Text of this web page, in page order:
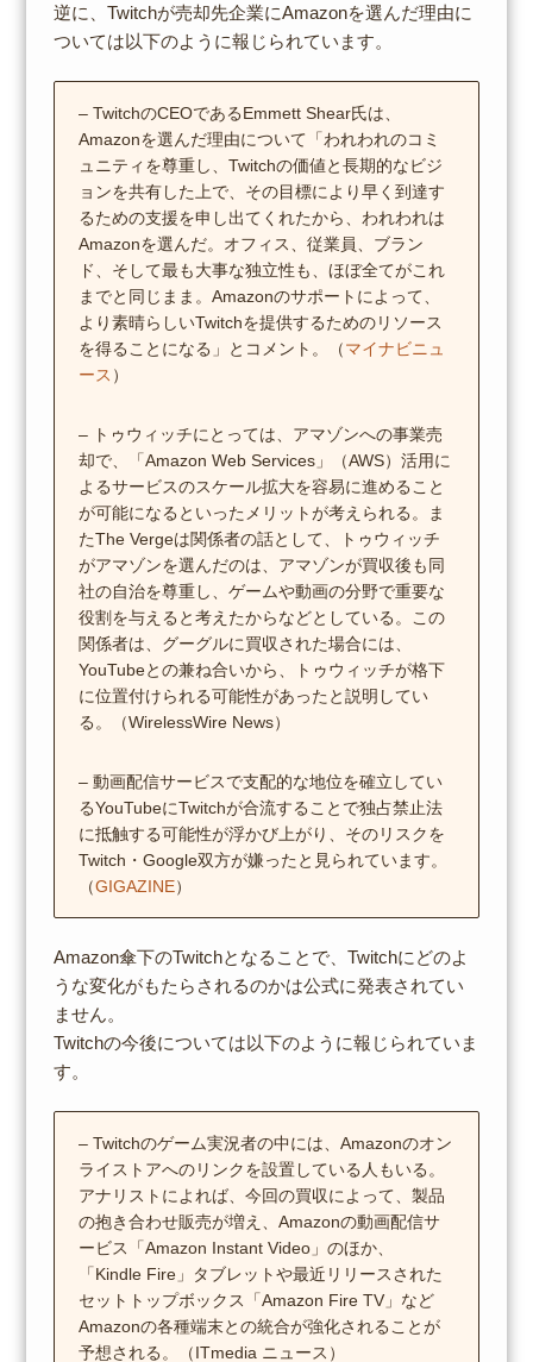
逆に、Twitchが売却先企業にAmazonを選んだ理由に
ついては以下のように報じられています。
– TwitchのCEOであるEmmett Shear氏は、
Amazonを選んだ理由について「われわれのコミ
ュニティを尊重し、Twitchの価値と長期的なビジ
ョンを共有した上で、その目標により早く到達す
るための支援を申し出てくれたから、われわれは
Amazonを選んだ。オフィス、従業員、ブラン
ド、そして最も大事な独立性も、ほぼ全てがこれ
までと同じまま。Amazonのサポートによって、
より素晴らしいTwitchを提供するためのリソース
を得ることになる」とコメント。（マイナビニュ
ース ）
– トゥウィッチにとっては、アマゾンへの事業売
却で、「Amazon Web Services」（AWS）活用に
よるサービスのスケール拡大を容易に進めること
が可能になるといったメリットが考えられる。ま
たThe Vergeは関係者の話として、トゥウィッチ
がアマゾンを選んだのは、アマゾンが買収後も同
社の自治を尊重し、ゲームや動画の分野で重要な
役割を与えると考えたからなどとしている。この
関係者は、グーグルに買収された場合には、
YouTubeとの兼ね合いから、トゥウィッチが格下
に位置付けられる可能性があったと説明してい
る。（WirelessWire News）
– 動画配信サービスで支配的な地位を確立してい
るYouTubeにTwitchが合流することで独占禁止法
に抵触する可能性が浮かび上がり、そのリスクを
Twitch・Google双方が嫌ったと見られています。
（GIGAZINE）
Amazon傘下のTwitchとなることで、Twitchにどのよ
うな変化がもたらされるのかは公式に発表されてい
ません。
Twitchの今後については以下のように報じられていま
す。
– Twitchのゲーム実況者の中には、Amazonのオン
ライストアへのリンクを設置している人もいる。
アナリストによれば、今回の買収によって、製品
の抱き合わせ販売が増え、Amazonの動画配信サ
ービス「Amazon Instant Video」のほか、
「Kindle Fire」タブレットや最近リリースされた
セットトップボックス「Amazon Fire TV」など
Amazonの各種端末との統合が強化されることが
予想される。（ITmedia ニュース）